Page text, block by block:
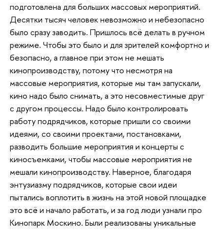
подготовлена для больших массовых мероприятий.
Десятки тысяч человек невозможно и небезопасно
было сразу заводить. Пришлось всё делать в ручном
режиме. Чтобы это было и для зрителей комфортно и
безопасно, а главное при этом не мешать
кинопроизводству, потому что несмотря на
массовые мероприятия, которые мы там запускали,
кино надо было снимать, а это несовместимые друг
с другом процессы. Надо было контролировать
работу подрядчиков, которые пришли со своими
идеями, со своими проектами, постановками,
разводить большие мероприятия и концерты с
киносъемками, чтобы массовые мероприятия не
мешали кинопроизводству. Наверное, благодаря
энтузиазму подрядчиков, которые свои идеи
пытались воплотить в жизнь на этой новой площадке
это всё и начало работать, и за год люди узнали про
Кинопарк Москино. Были реализованы уникальные